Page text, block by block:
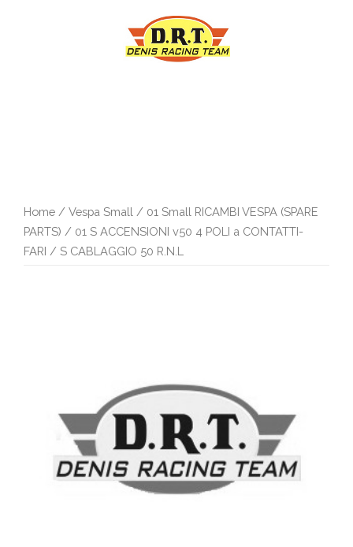
Home / Vespa Small / 01 Small RICAMBI VESPA (SPARE
PARTS) / 01 S ACCENSIONI v50 4 POLI a CONTATTI-
FARI / S CABLAGGIO 50 R.N.L